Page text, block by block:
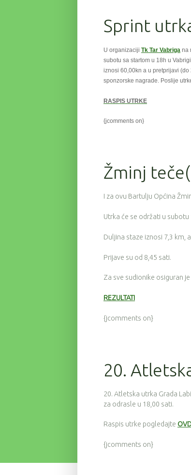
Sprint
U organizaciji Tk Tar Vabriga na
subotu sa startom u 18h u
iznosi 60,00kn a u pretprijavi
sponzorske nagrade. Poslije
RASPIS UTRKE
{jcomments on}
Žminj
I za ovu Bartulju Općina
Utrka će se održati u
Duljina staze iznosi 7,3 km,
Prijave su od 8,45 sati.
Za sve sudionike osiguran je
REZULTATI
{jcomments on}
20.
20. Atletska utrka Grada
za odrasle u 18,00 sati.
Raspis utrke pogledajte
{jcomments on}